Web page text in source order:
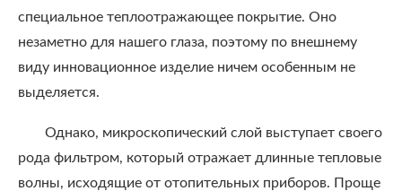
специальное теплоотражающее покрытие. Оно
незаметно для нашего глаза, поэтому по внешнему
виду инновационное изделие ничем особенным не
выделяется.
Однако, микроскопический слой выступает своего
рода фильтром, который отражает длинные тепловые
волны, исходящие от отопительных приборов. Проще